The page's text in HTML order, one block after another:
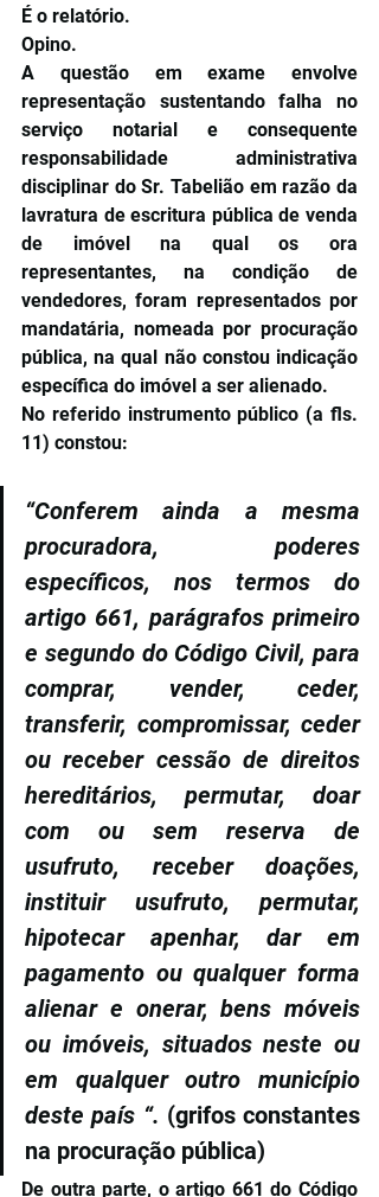
É o relatório.
Opino.
A questão em exame envolve
representação sustentando falha no
serviço notarial e consequente
responsabilidade administrativa
disciplinar do Sr. Tabelião em razão da
lavratura de escritura pública de venda
de imóvel na qual os ora
representantes, na condição de
vendedores, foram representados por
mandatária, nomeada por procuração
pública, na qual não constou indicação
específica do imóvel a ser alienado.
No referido instrumento público (a fls.
11) constou:
“Conferem ainda a mesma
procuradora, poderes
específicos, nos termos do
artigo 661, parágrafos primeiro
e segundo do Código Civil, para
comprar, vender, ceder,
transferir, compromissar, ceder
ou receber cessão de direitos
hereditários, permutar, doar
com ou sem reserva de
usufruto, receber doações,
instituir usufruto, permutar,
hipotecar apenhar, dar em
pagamento ou qualquer forma
alienar e onerar, bens móveis
ou imóveis, situados neste ou
em qualquer outro município
deste país “. (grifos constantes
na procuração pública)
De outra parte, o artigo 661 do Código